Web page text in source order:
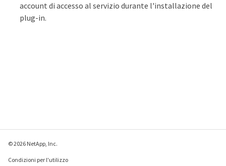
account di accesso al servizio durante l'installazione del
plug-in.
© 2026 NetApp, Inc.
Condizioni per l'utilizzo